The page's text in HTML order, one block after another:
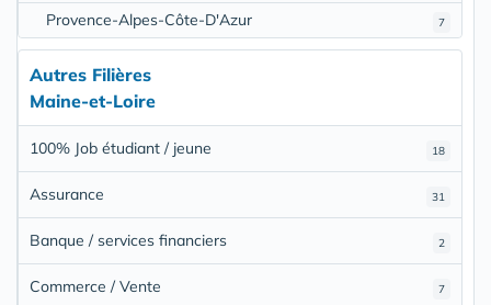
7
Provence-Alpes-Côte-D'Azur
Autres Filières
Maine-et-Loire
18
100% Job étudiant / jeune
31
Assurance
2
Banque / services financiers
7
Commerce / Vente